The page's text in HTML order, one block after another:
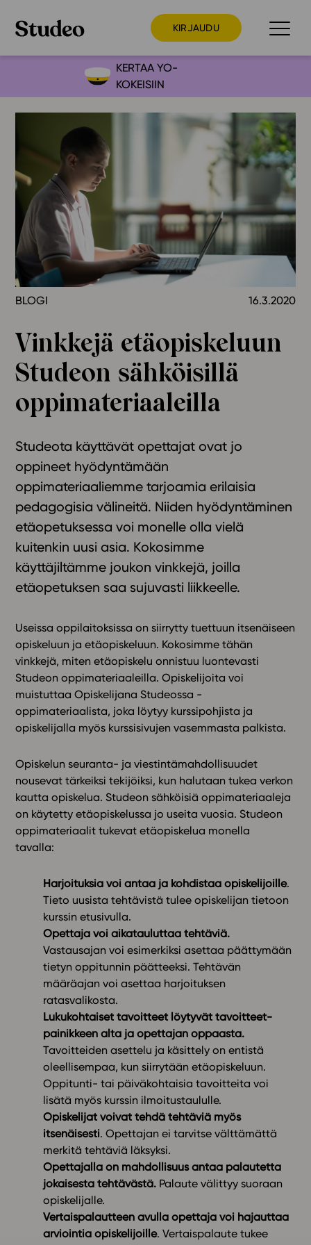
KIRJAUDU
Preppaaja
Opettaja
Opiskelija
Huoltaja
Kokeilutarjous
Ainstain
Alakoulu
Yläkoulu
Lukio
Ominaisuudet
Tapahtumakalenteri
Webinaari­tallenteet
Suosittelut
Ohjevideot
Oppikirjailijat
Tiimi
Tietoa meistä
Eettiset periaatteet tekoälyn käyttöön
Tilaa uutiskirje
Ota yhteyttä
In English
KERTAA YO-
KOKEISIIN
BLOGI 16.3.2020
Vinkkejä etäopiskeluun
Studeon sähköisillä
oppimateriaaleilla
Studeota käyttävät opettajat ovat jo
oppineet hyödyntämään
oppimateriaaliemme tarjoamia erilaisia
pedagogisia välineitä. Niiden hyödyntäminen
etäopetuksessa voi monelle olla vielä
kuitenkin uusi asia. Kokosimme
käyttäjiltämme joukon vinkkejä, joilla
etäopetuksen saa sujuvasti liikkeelle.
Useissa oppilaitoksissa on siirrytty tuettuun itsenäiseen
opiskeluun ja etäopiskeluun. Kokosimme tähän
vinkkejä, miten etäopiskelu onnistuu luontevasti
Studeon oppimateriaaleilla. Opiskelijoita voi
muistuttaa Opiskelijana Studeossa -
oppimateriaalista, joka löytyy kurssipohjista ja
opiskelijalla myös kurssisivujen vasemmasta palkista.
Opiskelun seuranta- ja viestintämahdollisuudet
nousevat tärkeiksi tekijöiksi, kun halutaan tukea verkon
kautta opiskelua. Studeon sähköisiä oppimateriaaleja
on käytetty etäopiskelussa jo useita vuosia. Studeon
oppimateriaalit tukevat etäopiskelua monella
tavalla:
Harjoituksia voi antaa ja kohdistaa opiskelijoille.
Tieto uusista tehtävistä tulee opiskelijan tietoon
kurssin etusivulla.
Opettaja voi aikatauluttaa tehtäviä.
Vastausajan voi esimerkiksi asettaa päättymään
tietyn oppitunnin päätteeksi. Tehtävän
määräajan voi asettaa harjoituksen
ratasvalikosta.
Lukukohtaiset tavoitteet löytyvät tavoitteet-
painikkeen alta ja opettajan oppaasta.
Tavoitteiden asettelu ja käsittely on entistä
oleellisempaa, kun siirrytään etäopiskeluun.
Oppitunti- tai päiväkohtaisia tavoitteita voi
lisätä myös kurssin ilmoitustaululle.
Opiskelijat voivat tehdä tehtäviä myös
itsenäisesti. Opettajan ei tarvitse välttämättä
merkitä tehtäviä läksyksi.
Opettajalla on mahdollisuus antaa palautetta
jokaisesta tehtävästä. Palaute välittyy suoraan
opiskelijalle.
Vertaispalautteen avulla opettaja voi hajauttaa
arviointia opiskelijoille. Vertaispalaute tukee